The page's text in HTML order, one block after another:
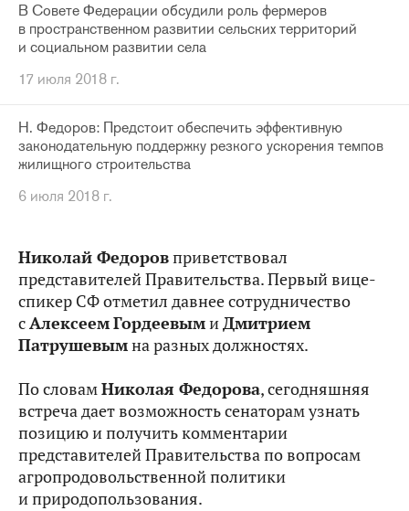
В Совете Федерации обсудили роль фермеров
в пространственном развитии сельских территорий
и социальном развитии села
17 июля 2018 г.
Н. Федоров: Предстоит обеспечить эффективную
законодательную поддержку резкого ускорения темпов
жилищного строительства
6 июля 2018 г.
Николай Федоровприветствовал
представителей Правительства. Первый вице-
спикер СФ отметил давнее сотрудничество
сАлексеемГордеевымиДмитрием
Патрушевымна разных должностях.
По словамНиколая Федорова, сегодняшняя
встреча дает возможность сенаторам узнать
позицию и получить комментарии
представителей Правительства по вопросам
агропродовольственной политики
и природопользования.